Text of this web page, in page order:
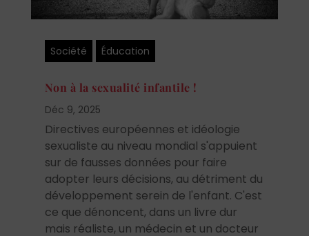
Société Éducation
Non à la sexualité infantile !
Déc 9, 2025
Directives européennes et idéologie
sexualiste au niveau mondial s'appuient
sur de fausses données pour faire
adopter leurs décisions, au détriment du
développement serein de l'enfant. C'est
ce que dénoncent, dans un livre dur
mais réaliste, un médecin et un docteur